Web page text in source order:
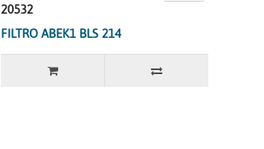
20532
FILTRO ABEK1 BLS 214